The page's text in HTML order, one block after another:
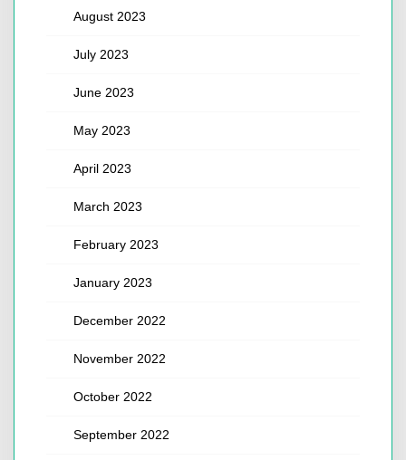
August 2023
July 2023
June 2023
May 2023
April 2023
March 2023
February 2023
January 2023
December 2022
November 2022
October 2022
September 2022